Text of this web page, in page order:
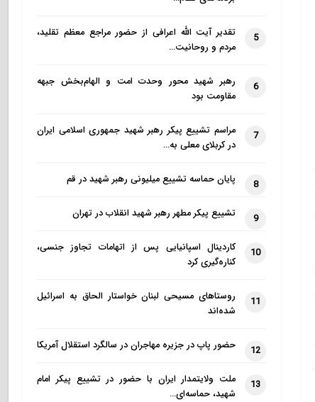
5
تقدیر آیت الله اعرافی از حضور مراجع معظم تقلید،
مردم و روحانیت…
6
رهبر شهید محور وحدت امت و الهام‌بخش جبهه
مقاومت بود
7
مراسم تشییع پیکر رهبر شهید جمهوری اسلامی ایران
در کربلای معلی به…
8 پایان حماسه تشییع میلیونی رهبر شهید در قم
9 تشییع پیکر مطهر رهبر شهید انقلاب در تهران
10
کاردینال اسپانیایی پس از اتهامات تجاوز جنسی،
کناره‌گیری کرد
11
روستاهای مسیحی لبنان خواستار الحاق به اسرائیل
شده‌اند
12 حضور پاپ در جزیره مهاجران در سالگرد استقلال آمریکا
13
ملت ولایتمدار ایران با حضور در تشییع پیکر امام
شهید، حماسه‌ای…